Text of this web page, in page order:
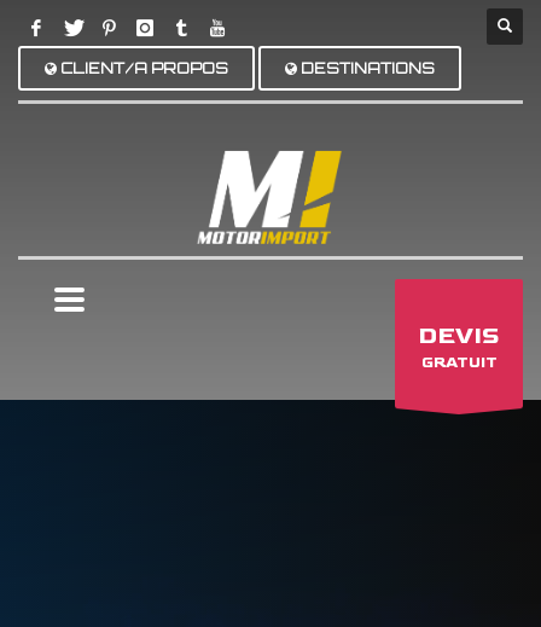
CLIENT/A PROPOS DESTINATIONS
DEVIS
GRATUIT